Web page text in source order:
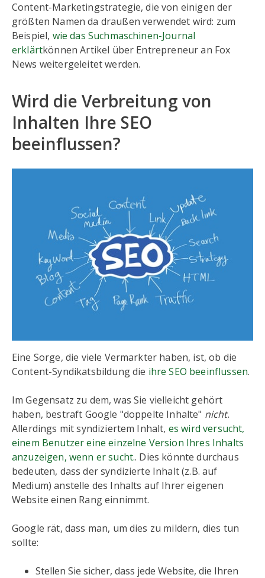
Content-Marketingstrategie, die von einigen der
größten Namen da draußen verwendet wird: zum
Beispiel, wie das Suchmaschinen-Journal
erklärtkönnen Artikel über Entrepreneur an Fox
News weitergeleitet werden.
Wird die Verbreitung von
Inhalten Ihre SEO
beeinflussen?
Eine Sorge, die viele Vermarkter haben, ist, ob die
Content-Syndikatsbildung die ihre SEO beeinflussen.
Im Gegensatz zu dem, was Sie vielleicht gehört
haben, bestraft Google "doppelte Inhalte" nicht.
Allerdings mit syndiziertem Inhalt, es wird versucht,
einem Benutzer eine einzelne Version Ihres Inhalts
anzuzeigen, wenn er sucht.. Dies könnte durchaus
bedeuten, dass der syndizierte Inhalt (z.B. auf
Medium) anstelle des Inhalts auf Ihrer eigenen
Website einen Rang einnimmt.
Google rät, dass man, um dies zu mildern, dies tun
sollte:
Stellen Sie sicher, dass jede Website, die Ihren